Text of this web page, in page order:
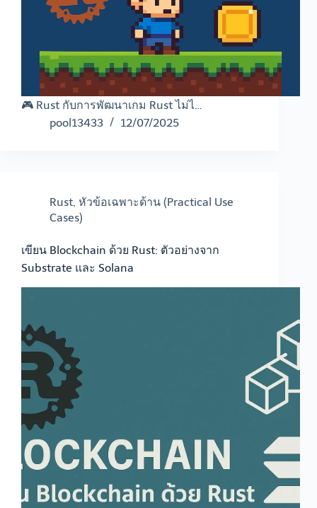
🎮 Rust กับการพัฒนาเกม Rust ไม่ไ…
pool13433
12/07/2025
Rust, หัวข้อเฉพาะด้าน (Practical Use
Cases)
เขียน Blockchain ด้วย Rust: ตัวอย่างจาก
Substrate และ Solana